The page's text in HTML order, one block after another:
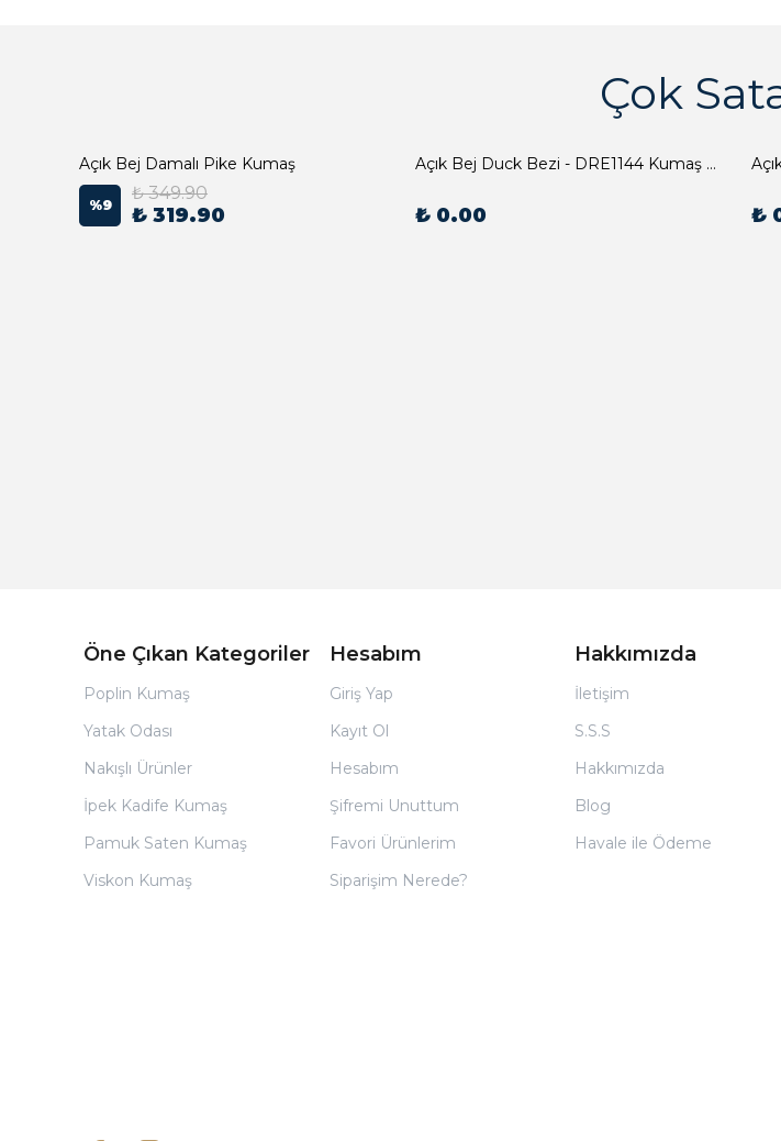
Çok
Açık Bej Damalı Pike Kumaş
%9
₺ 349.90
₺ 319.90
Açık Bej Duck Bezi - DRE1144 Kumaş Peçete
₺ 0.00 ₺
Öne Çıkan Kategoriler
Poplin Kumaş
Yatak Odası
Nakışlı Ürünler
İpek Kadife Kumaş
Pamuk Saten Kumaş
Viskon Kumaş
Hesabım
Giriş Yap
Kayıt Ol
Hesabım
Şifremi Unuttum
Favori Ürünlerim
Siparişim Nerede?
Hakkımızda
İletişim
S.S.S
Hakkımızda
Blog
Havale ile Ödeme